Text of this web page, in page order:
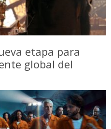
etapa para
global del